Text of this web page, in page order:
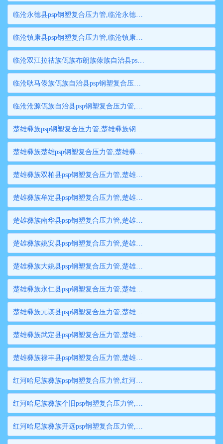
临沧永德县psp钢塑复合压力管,临沧永德县钢塑复合管,临沧永德县衬塑钢管,临沧永德县psp钢塑复合穿线管,临沧永德县内衬塑复合钢管
临沧镇康县psp钢塑复合压力管,临沧镇康县钢塑复合管,临沧镇康县衬塑钢管,临沧镇康县psp钢塑复合穿线管,临沧镇康县内衬塑复合钢管
临沧双江拉祜族佤族布朗族傣族自治县psp钢塑复合压力管,临沧双江拉祜族佤族布朗族傣族自治县钢塑复合管,临沧双江拉祜族佤族布朗族傣族自治县衬塑钢管,临沧双江拉祜族佤族布朗族傣族自治县psp钢塑复合穿线管,临沧双江拉祜族佤族布朗族傣族自治县内衬塑复合钢管
临沧耿马傣族佤族自治县psp钢塑复合压力管,临沧耿马傣族佤族自治县钢塑复合管,临沧耿马傣族佤族自治县衬塑钢管,临沧耿马傣族佤族自治县psp钢塑复合穿线管,临沧耿马傣族佤族自治县内衬塑复合钢管
临沧沧源佤族自治县psp钢塑复合压力管,临沧沧源佤族自治县钢塑复合管,临沧沧源佤族自治县衬塑钢管,临沧沧源佤族自治县psp钢塑复合穿线管,临沧沧源佤族自治县内衬塑复合钢管
楚雄彝族psp钢塑复合压力管,楚雄彝族钢塑复合管,楚雄彝族衬塑钢管,楚雄彝族psp钢塑复合穿线管,楚雄彝族内衬塑复合钢管
楚雄彝族楚雄psp钢塑复合压力管,楚雄彝族楚雄钢塑复合管,楚雄彝族楚雄衬塑钢管,楚雄彝族楚雄psp钢塑复合穿线管,楚雄彝族楚雄内衬塑复合钢管
楚雄彝族双柏县psp钢塑复合压力管,楚雄彝族双柏县钢塑复合管,楚雄彝族双柏县衬塑钢管,楚雄彝族双柏县psp钢塑复合穿线管,楚雄彝族双柏县内衬塑复合钢管
楚雄彝族牟定县psp钢塑复合压力管,楚雄彝族牟定县钢塑复合管,楚雄彝族牟定县衬塑钢管,楚雄彝族牟定县psp钢塑复合穿线管,楚雄彝族牟定县内衬塑复合钢管
楚雄彝族南华县psp钢塑复合压力管,楚雄彝族南华县钢塑复合管,楚雄彝族南华县衬塑钢管,楚雄彝族南华县psp钢塑复合穿线管,楚雄彝族南华县内衬塑复合钢管
楚雄彝族姚安县psp钢塑复合压力管,楚雄彝族姚安县钢塑复合管,楚雄彝族姚安县衬塑钢管,楚雄彝族姚安县psp钢塑复合穿线管,楚雄彝族姚安县内衬塑复合钢管
楚雄彝族大姚县psp钢塑复合压力管,楚雄彝族大姚县钢塑复合管,楚雄彝族大姚县衬塑钢管,楚雄彝族大姚县psp钢塑复合穿线管,楚雄彝族大姚县内衬塑复合钢管
楚雄彝族永仁县psp钢塑复合压力管,楚雄彝族永仁县钢塑复合管,楚雄彝族永仁县衬塑钢管,楚雄彝族永仁县psp钢塑复合穿线管,楚雄彝族永仁县内衬塑复合钢管
楚雄彝族元谋县psp钢塑复合压力管,楚雄彝族元谋县钢塑复合管,楚雄彝族元谋县衬塑钢管,楚雄彝族元谋县psp钢塑复合穿线管,楚雄彝族元谋县内衬塑复合钢管
楚雄彝族武定县psp钢塑复合压力管,楚雄彝族武定县钢塑复合管,楚雄彝族武定县衬塑钢管,楚雄彝族武定县psp钢塑复合穿线管,楚雄彝族武定县内衬塑复合钢管
楚雄彝族禄丰县psp钢塑复合压力管,楚雄彝族禄丰县钢塑复合管,楚雄彝族禄丰县衬塑钢管,楚雄彝族禄丰县psp钢塑复合穿线管,楚雄彝族禄丰县内衬塑复合钢管
红河哈尼族彝族psp钢塑复合压力管,红河哈尼族彝族钢塑复合管,红河哈尼族彝族衬塑钢管,红河哈尼族彝族psp钢塑复合穿线管,红河哈尼族彝族内衬塑复合钢管
红河哈尼族彝族个旧psp钢塑复合压力管,红河哈尼族彝族个旧钢塑复合管,红河哈尼族彝族个旧衬塑钢管,红河哈尼族彝族个旧psp钢塑复合穿线管,红河哈尼族彝族个旧内衬塑复合钢管
红河哈尼族彝族开远psp钢塑复合压力管,红河哈尼族彝族开远钢塑复合管,红河哈尼族彝族开远衬塑钢管,红河哈尼族彝族开远psp钢塑复合穿线管,红河哈尼族彝族开远内衬塑复合钢管